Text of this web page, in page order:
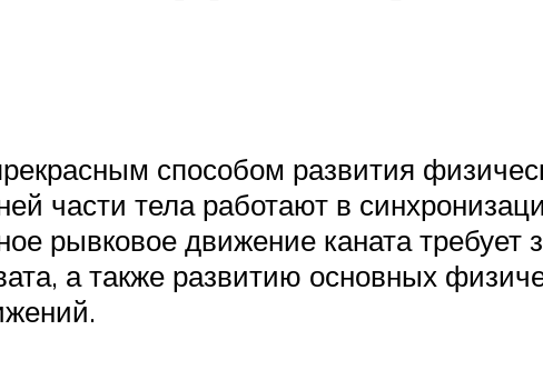
способом развития
части тела работают в
рывковое движение каната
а также развитию основных